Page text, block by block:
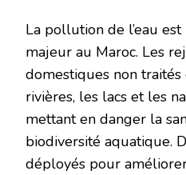
La pollution de l’eau
majeur au Maroc. Les
domestiques non
rivières, les lacs et les
mettant en danger la
biodiversité aquatique.
déployés pour